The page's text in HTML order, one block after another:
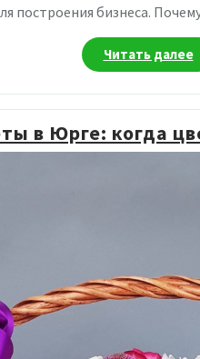
построения бизнеса.
Читать далее
с
в Юрге: когда